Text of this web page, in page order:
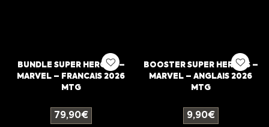
BUNDLE SUPER HEROES –
MARVEL – FRANCAIS 2026
MTG
79,90€
BOOSTER SUPER HEROES –
MARVEL – ANGLAIS 2026
MTG
9,90€